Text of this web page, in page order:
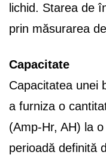
lichid. Starea de
prin măsurarea
Capacitate
Capacitatea unei
a furniza o
(Amp-Hr, AH) la
perioadă definită